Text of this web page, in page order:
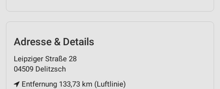
Adresse & Details
Leipziger Straße 28
04509 Delitzsch
Entfernung 133,73 km (Luftlinie)